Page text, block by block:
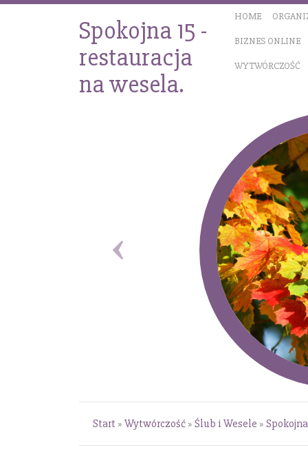
HOME
BIZNES ONLINE
WYTWÓRCZOŚĆ
Spokojna 15 -
restauracja
na wesela.
Start » Wytwórczość » Ślub i Wesele »